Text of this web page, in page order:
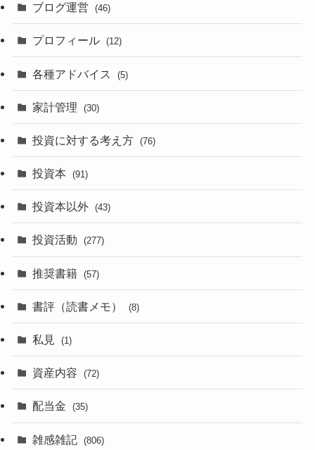
ブログ運営 (46)
プロフィール (12)
各種アドバイス (5)
家計管理 (30)
投資に対する考え方 (76)
投資本 (91)
投資本以外 (43)
投資活動 (277)
推奨書籍 (57)
書評（読書メモ） (8)
私見 (1)
資産内容 (72)
配当金 (35)
雑感雑記 (806)